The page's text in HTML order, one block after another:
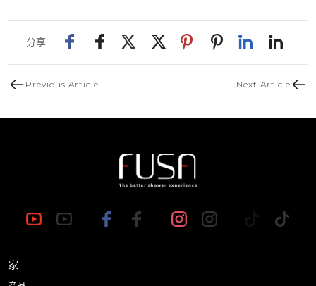
分享
Previous Article Next Article
家